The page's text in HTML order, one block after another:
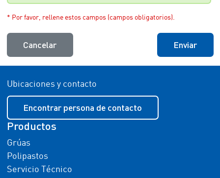
* Por favor, rellene estos campos (campos obligatorios).
Cancelar Enviar
Ubicaciones y contacto
Encontrar persona de contacto
Productos
Grúas
Polipastos
Servicio Técnico